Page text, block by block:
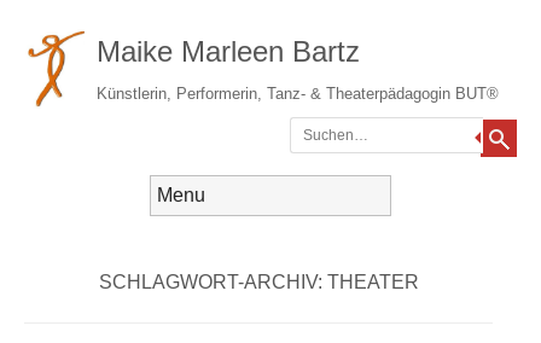
Maike Marleen Bartz
Künstlerin, Performerin, Tanz- & Theaterpädagogin BUT®
Suchen
SCHLAGWORT-ARCHIV: THEATER